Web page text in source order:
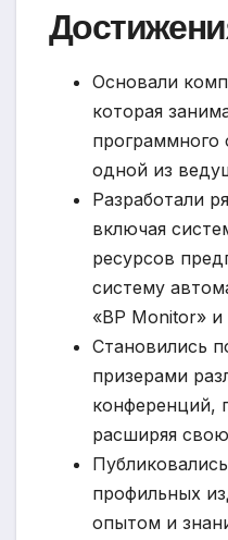
Основали
которая
программного
одной из
Разработали
включая
ресурсов
систему
«BP Monitor» и
Становились
призерами
конференций,
расширяя
профильных
опытом и